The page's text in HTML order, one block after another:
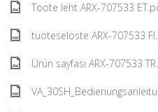
Toote leht ARX-707533
tuoteseloste ARX-707533
Ürün sayfası ARX-707533